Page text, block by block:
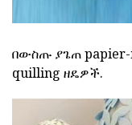
በውስጡ ያጌጠ
quilling ዘዴዎች.